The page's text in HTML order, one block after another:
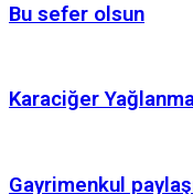
Bu sefer olsun
Karaciğer
Gayrimenkul